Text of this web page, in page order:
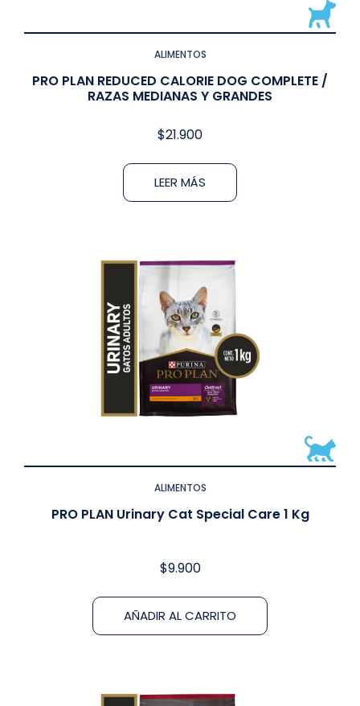
ALIMENTOS
PRO PLAN REDUCED CALORIE DOG COMPLETE /
RAZAS MEDIANAS Y GRANDES
$21.900
LEER MÁS
ALIMENTOS
PRO PLAN Urinary Cat Special Care 1 Kg
$9.900
AÑADIR AL CARRITO